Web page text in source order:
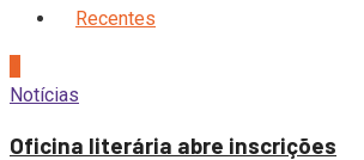
Recentes
Notícias
Oficina literária abre inscrições